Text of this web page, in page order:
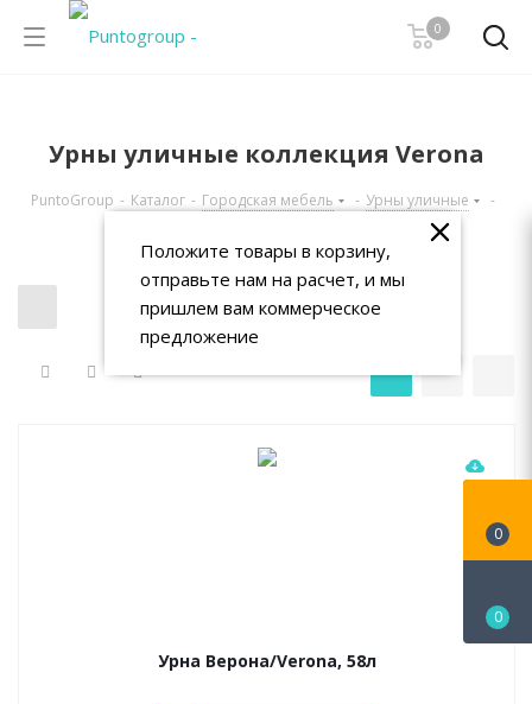
0
Урны уличные коллекция Verona
PuntoGroup - Каталог - Городская мебель - Урны уличные
-
Урна Верона/Verona, 58л
0
0
Положите товары в корзину,
отправьте нам на расчет, и мы
пришлем вам коммерческое
предложение